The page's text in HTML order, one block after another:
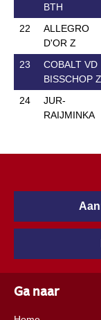
BTH
22
ALLEGRO
D'OR Z
23
COBALT VD
BISSCHOP Z
24
JUR-
RAIJMINKA
Ga naar